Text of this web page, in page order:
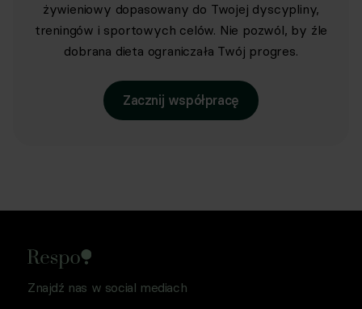
żywieniowy dopasowany do Twojej dyscypliny,
treningów i sportowych celów. Nie pozwól, by źle
dobrana dieta ograniczała Twój progres.
Zacznij współpracę
Znajdź nas w social mediach